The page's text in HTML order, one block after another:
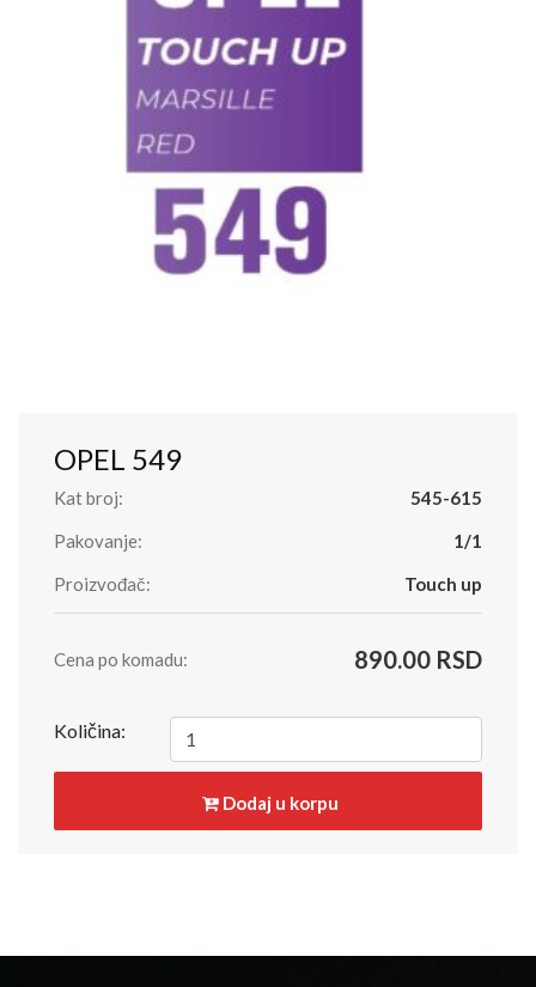
OPEL 549
Kat broj:
545-615
Pakovanje:
1/1
Proizvođač:
Touch up
Cena po komadu: 890.00 RSD
Količina:
Dodaj u korpu